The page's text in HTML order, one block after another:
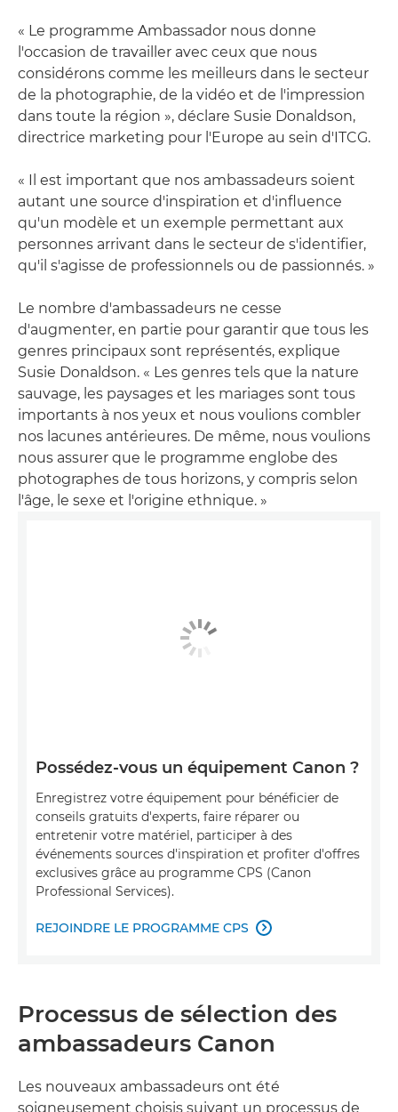
« Le programme Ambassador nous donne
l'occasion de travailler avec ceux que nous
considérons comme les meilleurs dans le secteur
de la photographie, de la vidéo et de l'impression
dans toute la région », déclare Susie Donaldson,
directrice marketing pour l'Europe au sein d'ITCG.
« Il est important que nos ambassadeurs soient
autant une source d'inspiration et d'influence
qu'un modèle et un exemple permettant aux
personnes arrivant dans le secteur de s'identifier,
qu'il s'agisse de professionnels ou de passionnés. »
Le nombre d'ambassadeurs ne cesse
d'augmenter, en partie pour garantir que tous les
genres principaux sont représentés, explique
Susie Donaldson. « Les genres tels que la nature
sauvage, les paysages et les mariages sont tous
importants à nos yeux et nous voulions combler
nos lacunes antérieures. De même, nous voulions
nous assurer que le programme englobe des
photographes de tous horizons, y compris selon
l'âge, le sexe et l'origine ethnique. »
Possédez-vous un équipement Canon ?
Enregistrez votre équipement pour bénéficier de
conseils gratuits d'experts, faire réparer ou
entretenir votre matériel, participer à des
événements sources d'inspiration et profiter d'offres
exclusives grâce au programme CPS (Canon
Professional Services).
REJOINDRE LE PROGRAMME CPS 
Processus de sélection des
ambassadeurs Canon
Les nouveaux ambassadeurs ont été
soigneusement choisis suivant un processus de